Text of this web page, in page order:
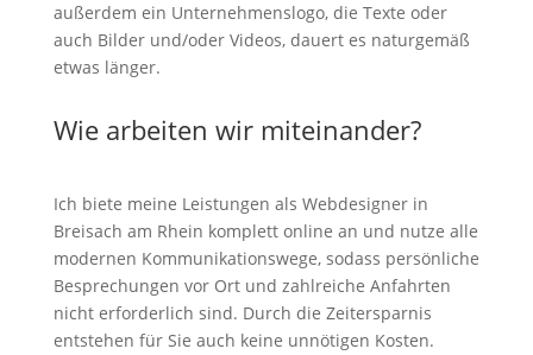
außerdem ein Unternehmenslogo, die Texte oder
auch Bilder und/oder Videos, dauert es naturgemäß
etwas länger.
Wie arbeiten wir miteinander?
Ich biete meine Leistungen als Webdesigner in
Breisach am Rhein komplett online an und nutze alle
modernen Kommunikationswege, sodass persönliche
Besprechungen vor Ort und zahlreiche Anfahrten
nicht erforderlich sind. Durch die Zeitersparnis
entstehen für Sie auch keine unnötigen Kosten.